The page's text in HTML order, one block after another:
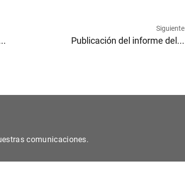
Siguiente
Publicación del informe del...
comunicaciones.